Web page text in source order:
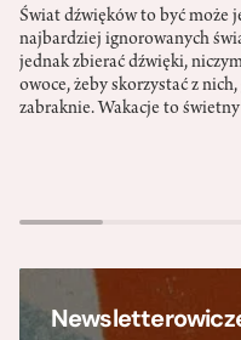
Świat dźwięków to być może
najbardziej ignorowanych
jednak zbierać dźwięki,
owoce, żeby skorzystać z
zabraknie. Wakacje to świetny